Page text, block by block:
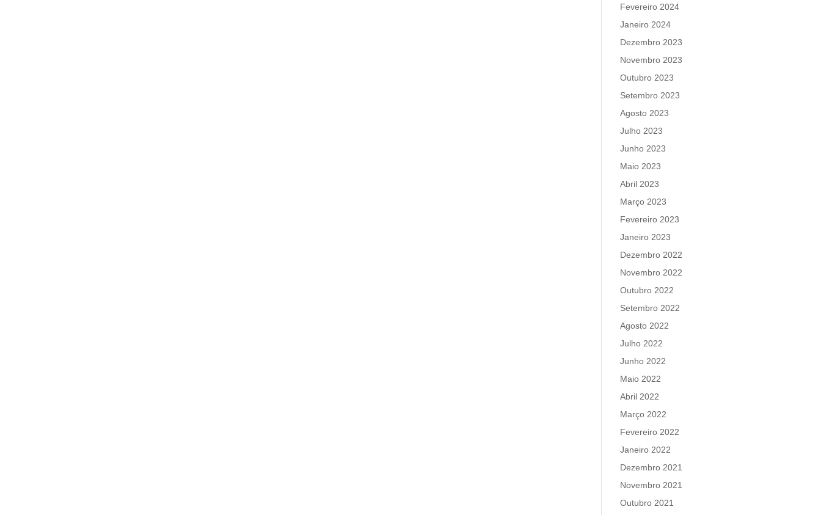
Fevereiro 2024
Janeiro 2024
Dezembro 2023
Novembro 2023
Outubro 2023
Setembro 2023
Agosto 2023
Julho 2023
Junho 2023
Maio 2023
Abril 2023
Março 2023
Fevereiro 2023
Janeiro 2023
Dezembro 2022
Novembro 2022
Outubro 2022
Setembro 2022
Agosto 2022
Julho 2022
Junho 2022
Maio 2022
Abril 2022
Março 2022
Fevereiro 2022
Janeiro 2022
Dezembro 2021
Novembro 2021
Outubro 2021